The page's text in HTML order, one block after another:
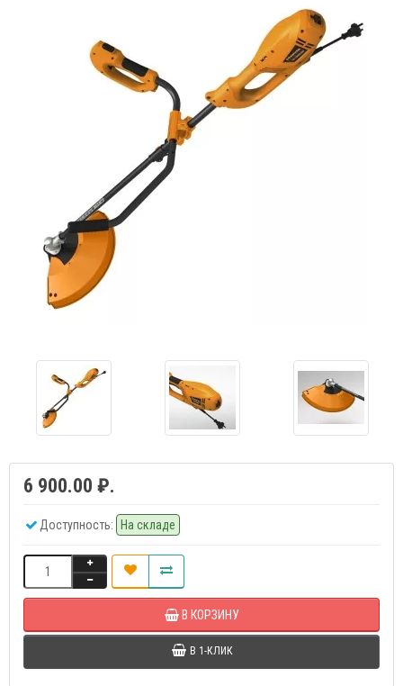
6 900.00 ₽.
Доступность: На складе
В КОРЗИНУ
В 1-КЛИК